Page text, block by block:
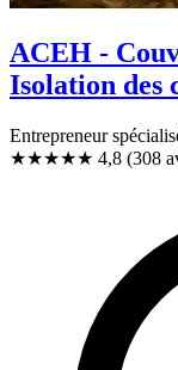
ACEH -
Isolation des
Entrepreneur
★★★★★ 4,8 (308